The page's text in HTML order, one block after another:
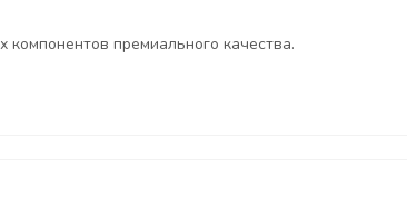
компонентов премиального качества.